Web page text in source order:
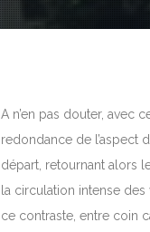
A n’en pas douter, avec
redondance de l’aspect
départ, retournant alors
la circulation intense
ce contraste, entre coin